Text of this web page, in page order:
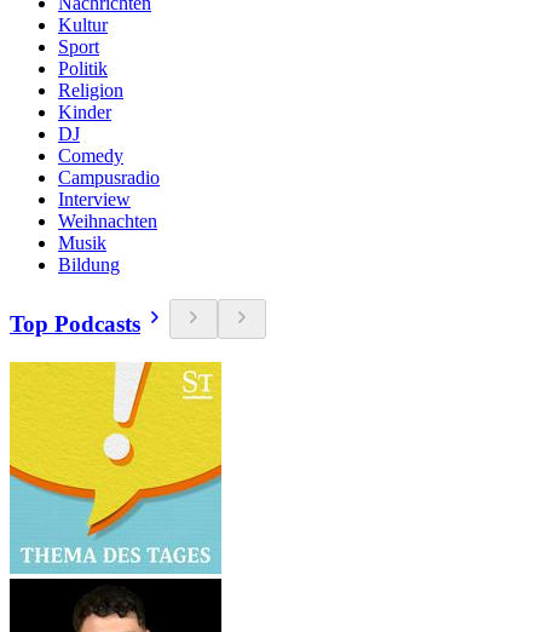
Kultur
Sport
Politik
Religion
Kinder
DJ
Comedy
Campusradio
Interview
Weihnachten
Musik
Bildung
Top Podcasts